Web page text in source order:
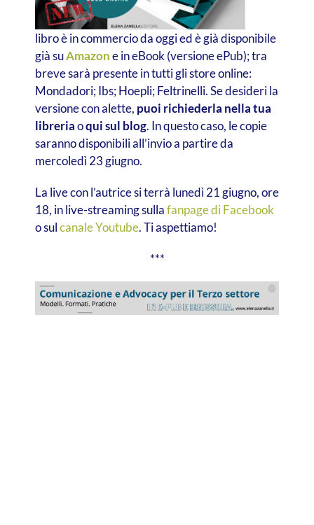
libro è in commercio da oggi ed è già disponibile
già suAmazone in eBook (versione ePub); tra
breve sarà presente in tutti gli store online:
Mondadori; Ibs; Hoepli; Feltrinelli. Se desideri la
versione con alette, puoi richiederla nella tua
libreriaoqui sul blog. In questo caso, le copie
saranno disponibili all’invio a partire da
mercoledì 23 giugno.
La live con l’autrice si terrà lunedì 21 giugno, ore
18, in live-streaming sullafanpage di Facebook
o sulcanale Youtube. Ti aspettiamo!
***